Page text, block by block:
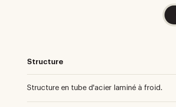
Structure
Structure en tube d'acier laminé à froid.